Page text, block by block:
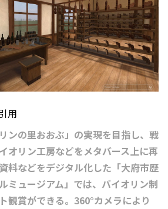
用
ンの里おおぶ」の実現を目指し、戦
オリン工房などをメタバース上に再
料などをデジタル化した「大府市歴
ミュージアム」では、バイオリン制
観賞ができる。360°カメラにより